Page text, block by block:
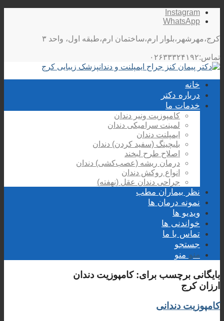
Instagram
WhatsApp
کرج،مهرشهر،بلوار ارم،ساختمان ارم،طبقه اول، واحد ۳
تماس:۰۲۶۳۳۳۲۴۱۹۲
خانه
درباره دکتر
خدمات ما
کامپوزیت ونیر دندان
لمینت سرامیکی دندان
ایمپلنت دندان
بلیچینگ (سفید کردن) دندان
اصلاح طرح لبخند
درمان ریشه (عصب‌کشی) دندان
انواع روکش دندان
جراحی دندان عقل (نهفته)
نظر بیماران مطب
نمونه درمان ها
ویدیو ها
خواندنی ها
تماس با ما
جستجو
منو منو
بایگانی برچسب برای:کامپوزیت دندان
ارزان کرج
کامپوزیت دندانی